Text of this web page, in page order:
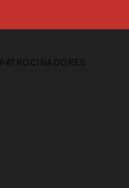
PATROCINADORES